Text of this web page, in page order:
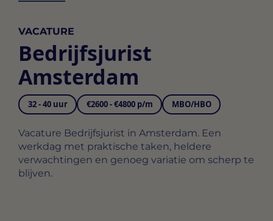
VACATURE
Bedrijfsjurist
Amsterdam
32 - 40 uur €2600 - €4800 p/m MBO/HBO
Vacature Bedrijfsjurist in Amsterdam. Een
werkdag met praktische taken, heldere
verwachtingen en genoeg variatie om scherp te
blijven.